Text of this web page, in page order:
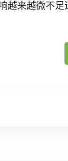
越来越微不足